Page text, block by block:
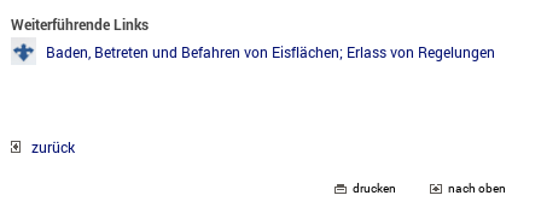
Weiterführende Links
Baden, Betreten und Befahren von Eisflächen; Erlass von Regelungen
zurück
drucken nach oben